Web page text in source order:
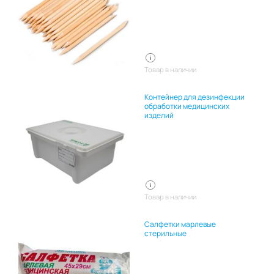
Товар в наличии
Контейнер для дезинфекции
обработки медицинских
изделий
Товар в наличии
Салфетки марлевые
стерильные